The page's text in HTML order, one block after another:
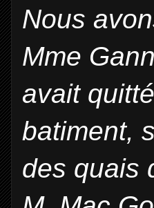
Nous
Mme
avait
batiment,
des quais